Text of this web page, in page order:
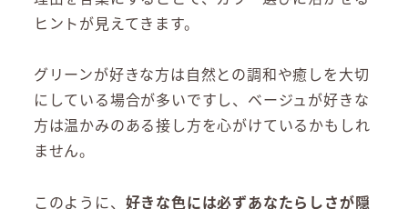
ヒントが見えてきます。
グリーンが好きな方は自然との調和や癒しを大切
にしている場合が多いですし、ベージュが好きな
方は温かみのある接し方を心がけているかもしれ
ません。
このように、 好きな色には必ずあなたらしさが隠